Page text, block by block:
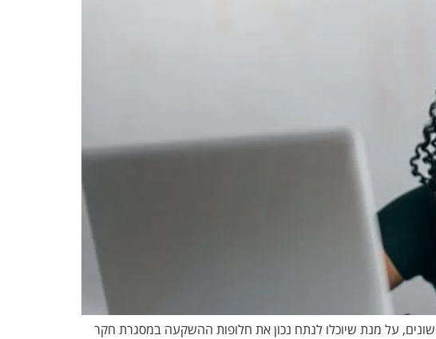
על מנת שיוכלו לנתח נכון את חלופות ההשקעה במסגרת חקר